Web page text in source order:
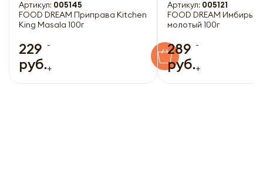
Артикул: 005145
FOOD DREAM Приправа Kitchen
King Masala 100г
229
руб.
-
+
Артикул: 005121
FOOD DREAM Имбирь
молотый 100г
289
руб.
-
+